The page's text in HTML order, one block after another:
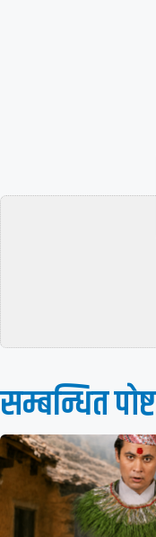
सम्बन्धित पाेष्ट